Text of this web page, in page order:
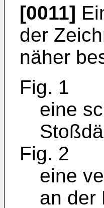
[0011]
der
näher
Fig. 1
eine
Fig. 2
eine
an der